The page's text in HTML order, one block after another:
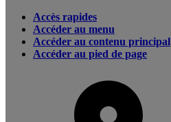
Accès rapides
Accéder au menu
Accéder au contenu principal
Accéder au pied de page